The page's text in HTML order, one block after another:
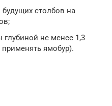
столбов на
не менее 1,3
применять ямобур).